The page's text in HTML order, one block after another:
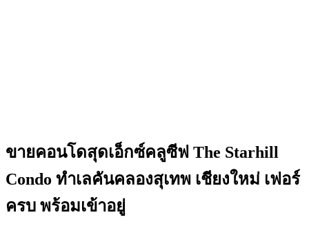
ขายคอนโดสุดเอ็กซ์คลูซีฟ The Starhill
Condo ทำเลคันคลองสุเทพ เชียงใหม่ เฟอร์
ครบ พร้อมเข้าอยู่